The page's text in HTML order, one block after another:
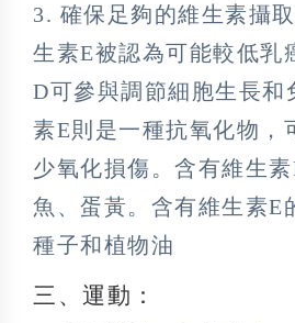
3. 確保足夠的維生素攝
生素E被認為可能較低乳
D可參與調節細胞生長和
素E則是一種抗氧化物，
少氧化損傷。含有維生
魚、蛋黃。含有維生素E
種子和植物油
三、運動：